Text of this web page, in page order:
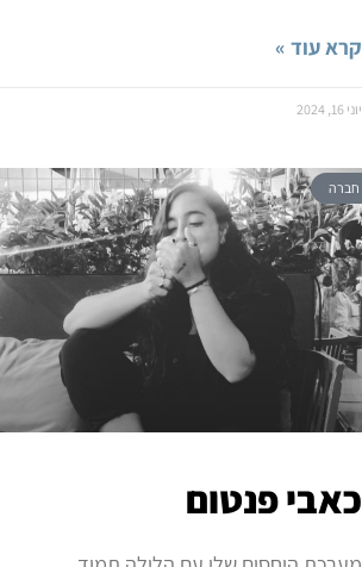
קרא עוד »
יוני 16, 2024
חברה
כאבי פנטום